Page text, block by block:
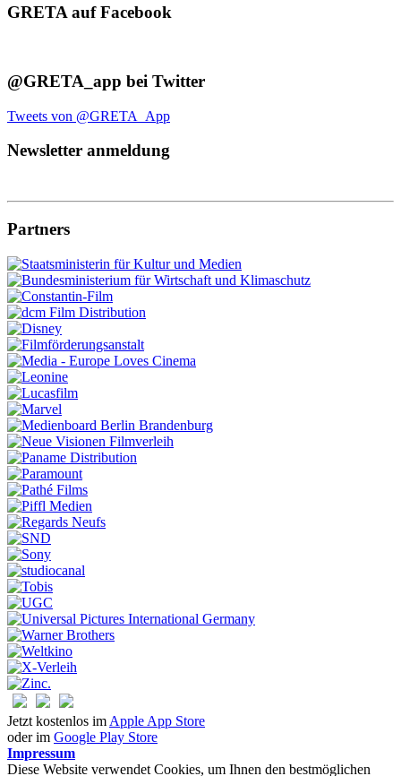
GRETA auf Facebook
@GRETA_app bei Twitter
Tweets von @GRETA_App
Newsletter anmeldung
Partners
Jetzt kostenlos im Apple App Store
oder im Google Play Store
Impressum
Diese Website verwendet Cookies, um Ihnen den bestmöglichen